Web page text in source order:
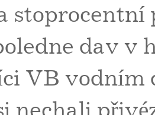
stoprocentní
dav v
VB vodním